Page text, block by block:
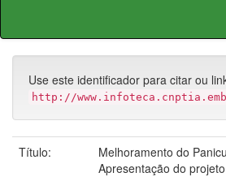
Skip
Use este identificador para citar ou
http://
Título:
Melhoramento do
Apresentação do